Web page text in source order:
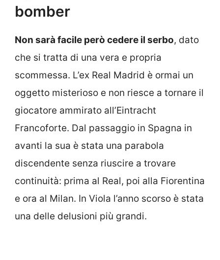
bomber
Non sarà facile però cedere il serbo, dato
che si tratta di una vera e propria
scommessa. L’ex Real Madrid è ormai un
oggetto misterioso e non riesce a tornare il
giocatore ammirato all’Eintracht
Francoforte. Dal passaggio in Spagna in
avanti la sua è stata una parabola
discendente senza riuscire a trovare
continuità: prima al Real, poi alla Fiorentina
e ora al Milan. In Viola l’anno scorso è stata
una delle delusioni più grandi.